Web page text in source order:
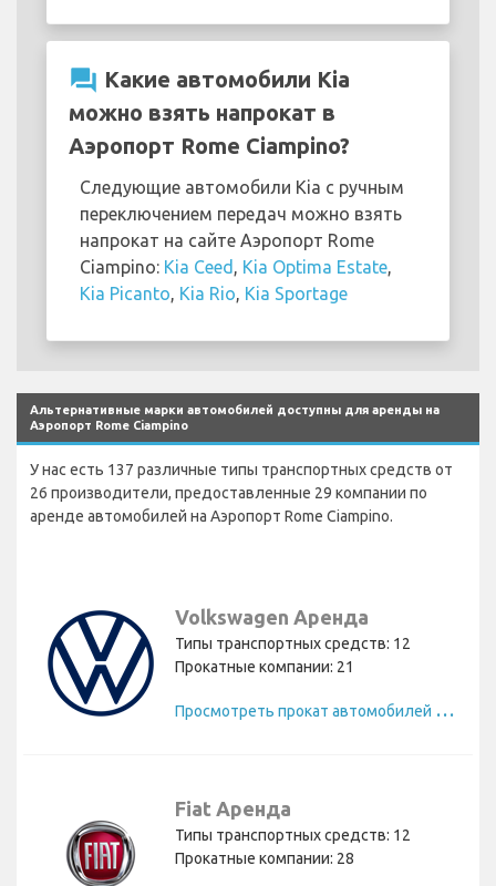
question_answer Какие автомобили Kia
можно взять напрокат в
Аэропорт Rome Ciampino?
Следующие автомобили Kia с ручным
переключением передач можно взять
напрокат на сайте Аэропорт Rome
Ciampino: Kia Ceed Kia Optima Estate
Kia Picanto Kia Rio Kia Sportage
Альтернативные марки автомобилей доступны для аренды на
Аэропорт Rome Ciampino
У нас есть 137 различные типы транспортных средств от
26 производители, предоставленные 29 компании по
аренде автомобилей на Аэропорт Rome Ciampino.
Volkswagen Аренда
Типы транспортных средств: 12
Прокатные компании: 21
П
росмотреть прокат автомобилей Volkswagen
Fiat Аренда
Типы транспортных средств: 12
Прокатные компании: 28